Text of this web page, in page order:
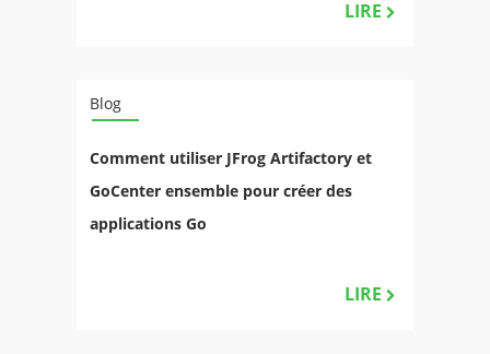
LIRE
Blog
Comment utiliser JFrog Artifactory et
GoCenter ensemble pour créer des
applications Go
LIRE